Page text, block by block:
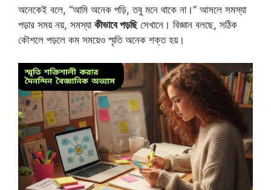
অনেকেই বলে, “আমি অনেক পড়ি, তবু মনে থাকে না।” আসলে সমস্যা
পড়ার সময় নয়, সমস্যা কীভাবে পড়ছিসেখানে। বিজ্ঞান বলছে, সঠিক
কৌশলে পড়লে কম সময়েও স্মৃতি অনেক শক্ত হয়।